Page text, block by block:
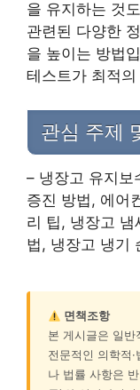
을 유지하는 것
관련된 다양한
을 높이는 방법
테스트가 최적
관심 주제
– 냉장고 유지보
증진 방법, 에어
리 팁, 냉장고
법, 냉장고 냉기
면책조항
본 게시글은 일
전문적인 의학적
나 법률 사항은